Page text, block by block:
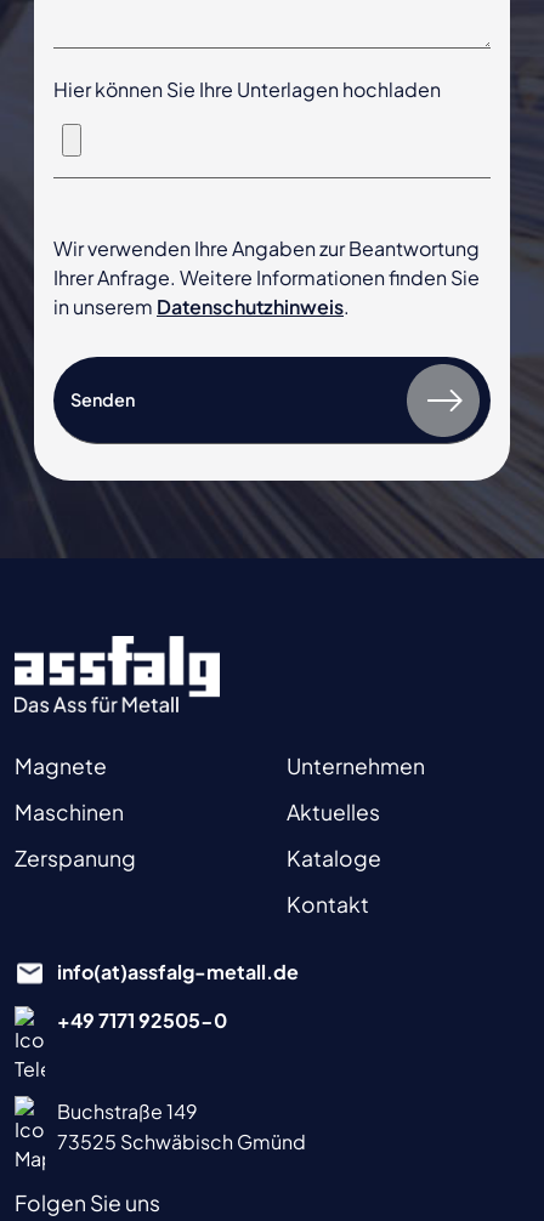
Hier können Sie Ihre Unterlagen hochladen
Wir verwenden Ihre Angaben zur Beantwortung
Ihrer Anfrage. Weitere Informationen finden Sie
in unserem Datenschutzhinweis.
Magnete
Maschinen
Zerspanung
Unternehmen
Aktuelles
Kataloge
Kontakt
info(at)assfalg-metall.de
+49 7171 92505-0
Buchstraße 149
73525 Schwäbisch Gmünd
Folgen Sie uns